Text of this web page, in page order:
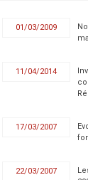
01/03/2009
11/04/2014
17/03/2007
22/03/2007